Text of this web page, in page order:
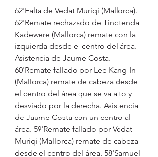
62'Falta de Vedat Muriqi (Mallorca).
62'Remate rechazado de Tinotenda
Kadewere (Mallorca) remate con la
izquierda desde el centro del área.
Asistencia de Jaume Costa.
60'Remate fallado por Lee Kang-In
(Mallorca) remate de cabeza desde
el centro del área que se va alto y
desviado por la derecha. Asistencia
de Jaume Costa con un centro al
área. 59'Remate fallado por Vedat
Muriqi (Mallorca) remate de cabeza
desde el centro del área. 58'Samuel